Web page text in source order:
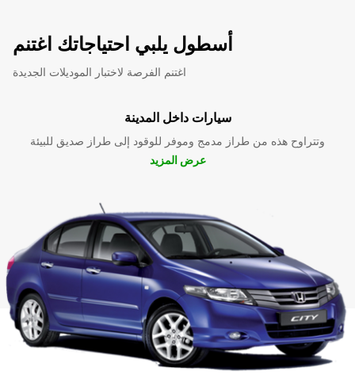
أسطول يلبي احتياجاتك اغتنم
اغتنم الفرصة لاختبار الموديلات الجديدة
سيارات داخل المدينة
وتتراوح هذه من طراز مدمج وموفر للوقود إلى طراز صديق للبيئة
عرض المزيد